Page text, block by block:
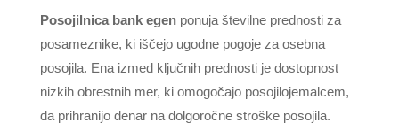
Posojilnica bank egenponuja številne prednosti za
posameznike, ki iščejo ugodne pogoje za osebna
posojila. Ena izmed ključnih prednosti je dostopnost
nizkih obrestnih mer, ki omogočajo posojilojemalcem,
da prihranijo denar na dolgoročne stroške posojila.